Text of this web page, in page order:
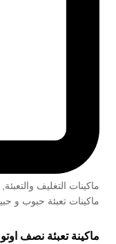
ماكينات التغليف والتعبئة,
ماكينات تعبئة حبوب و
ماكينة تعبئة نصف